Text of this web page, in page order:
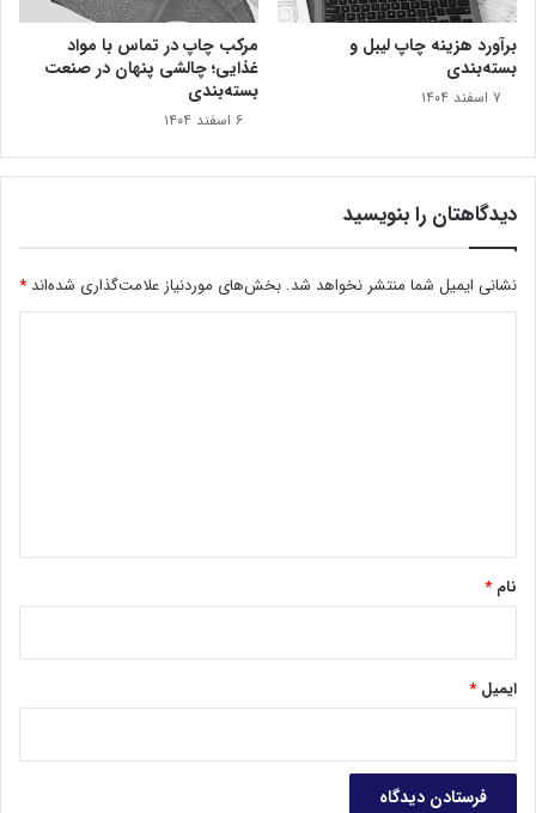
ما ابلاغ شده که بخشی از آنها در این شرایط بسیار پرهزینه‌اند.
عرض راهروها باید زیاد باشد که امکان رعایت فاصله اجتماعی را
ملزم به استفاده از ماسک هستند.»
بیشتر و هزینه‌های بالای برگزاری، تعرفه اجاره غرفه نسبت به
دوره گذشته تغییر نکرده است.
برآورد هزینه چاپ لیبل و
بسته‌بندی
۷ اسفند ۱۴۰۴
مرکب چاپ در تماس با مواد
غذايی؛ چالشی پنهان در صنعت
بسته‌بندی
۶ اسفند ۱۴۰۴
دیدگاهتان را بنویسید
نشانی ایمیل شما منتشر نخواهد شد. بخش‌های موردنیاز علامت‌گذاری شده‌اند *
نام *
ایمیل *